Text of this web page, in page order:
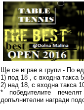
Ще се играе в групи - По
1) под 18 , с входна такса
2) над 18, с входна такса
* победителите
допълнителни награди